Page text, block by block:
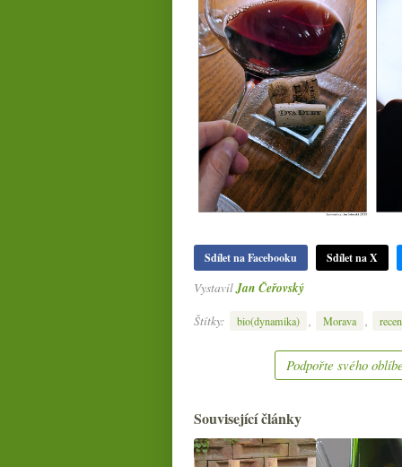
Sdílet na Facebooku Sdílet na X
VystavilJan Čeřovský
Štítky:
bio(dynamika) Morava
Podpořte svého
Související články